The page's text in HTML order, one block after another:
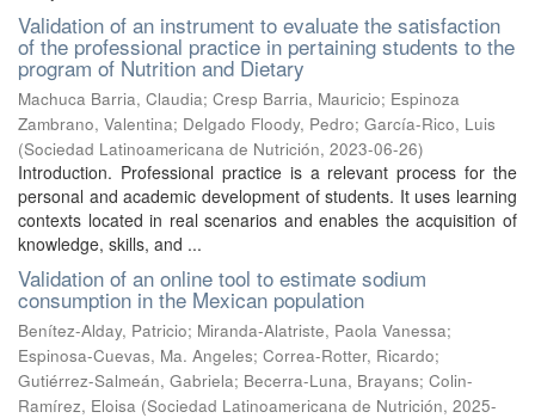
Validation of an instrument to evaluate the satisfaction
of the professional practice in pertaining students to the
program of Nutrition and Dietary
Machuca Barria, Claudia; Cresp Barria, Mauricio; Espinoza
Zambrano, Valentina; Delgado Floody, Pedro; García-Rico, Luis
(Sociedad Latinoamericana de Nutrición, 2023-06-26)
Introduction. Professional practice is a relevant process for the
personal and academic development of students. It uses learning
contexts located in real scenarios and enables the acquisition of
knowledge, skills, and ...
Validation of an online tool to estimate sodium
consumption in the Mexican population
Benítez-Alday, Patricio; Miranda-Alatriste, Paola Vanessa;
Espinosa-Cuevas, Ma. Angeles; Correa-Rotter, Ricardo;
Gutiérrez-Salmeán, Gabriela; Becerra-Luna, Brayans; Colin-
Ramírez, Eloisa (Sociedad Latinoamericana de Nutrición, 2025-